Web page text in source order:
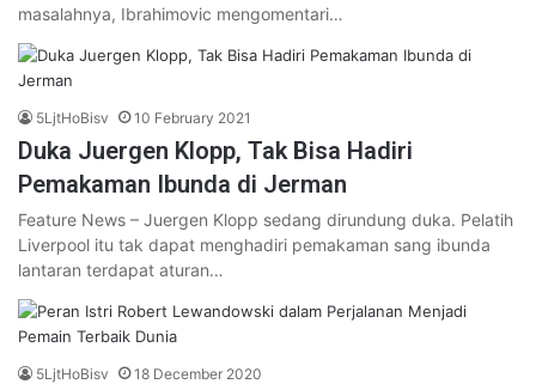
masalahnya, Ibrahimovic mengomentari…
5LjtHoBisv 10 February 2021
Duka Juergen Klopp, Tak Bisa Hadiri
Pemakaman Ibunda di Jerman
Feature News – Juergen Klopp sedang dirundung duka. Pelatih
Liverpool itu tak dapat menghadiri pemakaman sang ibunda
lantaran terdapat aturan…
5LjtHoBisv 18 December 2020